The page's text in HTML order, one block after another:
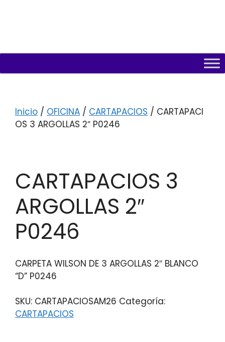
Inicio / OFICINA / CARTAPACIOS / CARTAPACI
OS 3 ARGOLLAS 2″ P0246
CARTAPACIOS 3
ARGOLLAS 2″
P0246
CARPETA WILSON DE 3 ARGOLLAS 2″ BLANCO
“D” P0246
SKU: CARTAPACIOSAM26 Categoría:
CARTAPACIOS